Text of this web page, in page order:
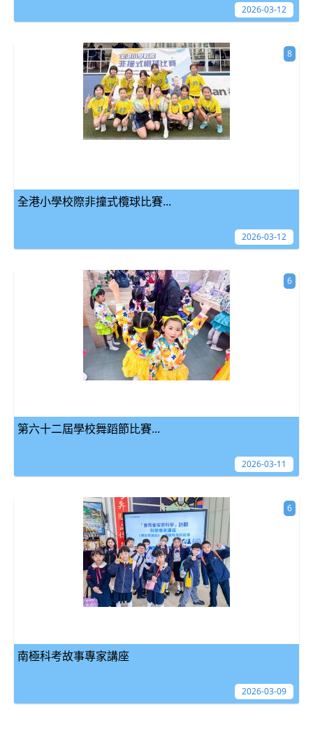
2026-03-12
全港小學校際非撞式欖球比賽...
8
2026-03-12
第六十二屆學校舞蹈節比賽...
6
2026-03-11
南極科考故事專家講座
6
2026-03-09